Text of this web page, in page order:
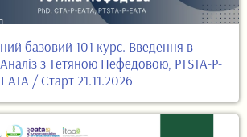
базовий 101 курс. Введення в
з Тетяною Нефедовою, PTSTA-P-
EATA / Старт 21.11.2026